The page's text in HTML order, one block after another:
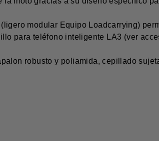
modular Equipo Loadcarrying)
para teléfono inteligente LA3 (ver
robusto y poliamida, cepillado